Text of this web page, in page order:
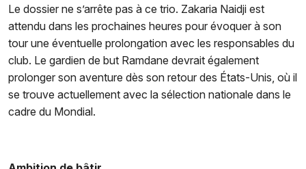
Le dossier ne s’arrête pas à ce trio. Zakaria Naidji est
attendu dans les prochaines heures pour évoquer à son
tour une éventuelle prolongation avec les responsables du
club. Le gardien de but Ramdane devrait également
prolonger son aventure dès son retour des États-Unis, où il
se trouve actuellement avec la sélection nationale dans le
cadre du Mondial.